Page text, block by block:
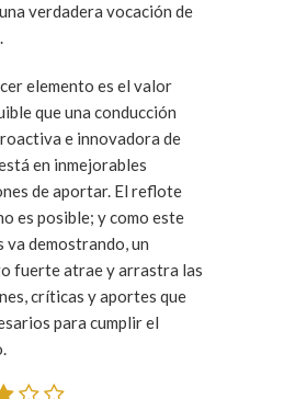
verdadera vocación de
elemento es el valor
que una conducción
innovadora de
en inmejorables
de aportar. El reflote
es posible; y como este
va demostrando, un
fuerte atrae y arrastra las
críticas y aportes que
para cumplir el